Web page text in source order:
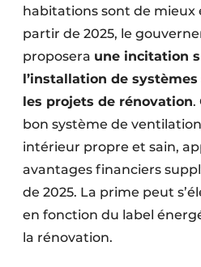
habitations sont de mieux
partir de 2025, le
proposera une incitation
l’installation de
les projets de rénovation.
bon système de
intérieur propre et sain,
avantages financiers
de 2025. La prime peut
en fonction du label
la rénovation.